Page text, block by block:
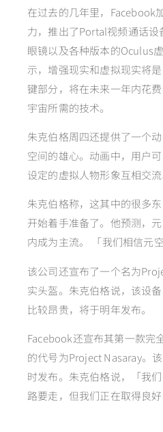
在过去的几年里，Facebook
力，推出了Portal视频通话
眼镜以及各种版本的Oculus
示，增强现实和虚拟现实将
键部分，将在未来一年内花
宇宙所需的技术。
朱克伯格周四还提供了一个
空间的雄心。动画中，用户
设定的虚拟人物形象互相交流
朱克伯格称，这其中的很多
开始着手准备了。他预测，
内成为主流。 「我们相信元
该公司还宣布了一个名为
实头盔。朱克伯格说，该设
比较昂贵，将于明年发布。
Facebook还宣布其第一款完
的代号为Project Nasaray。
时发布。朱克伯格说，「我
路要走，但我们正在取得良好